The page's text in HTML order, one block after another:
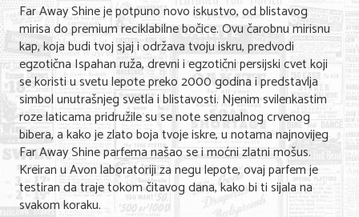
Far Away Shine je potpuno novo iskustvo, od blistavog
mirisa do premium reciklabilne bočice. Ovu čarobnu mirisnu
kap, koja budi tvoj sjaj i održava tvoju iskru, predvodi
egzotična Ispahan ruža, drevni i egzotični persijski cvet koji
se koristi u svetu lepote preko 2000 godina i predstavlja
simbol unutrašnjeg svetla i blistavosti. Njenim svilenkastim
roze laticama pridružile su se note senzualnog crvenog
bibera, a kako je zlato boja tvoje iskre, u notama najnovijeg
Far Away Shine parfema našao se i moćni zlatni mošus.
Kreiran u Avon laboratoriji za negu lepote, ovaj parfem je
testiran da traje tokom čitavog dana, kako bi ti sijala na
svakom koraku.